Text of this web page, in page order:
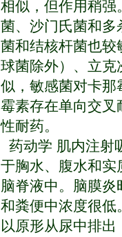
相似，但作用稍强
菌、沙门氏菌和多
菌和结核杆菌也较
球菌除外）、立克
似，敏感菌对卡那
霉素存在单向交叉
性耐药。
药动学 肌内注射
于胸水、腹水和实
脑脊液中。脑膜
和粪便中浓度很
以原形从尿中排